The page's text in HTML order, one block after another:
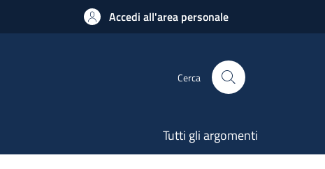
Accedi all'area personale
Cerca
Tutti gli argomenti